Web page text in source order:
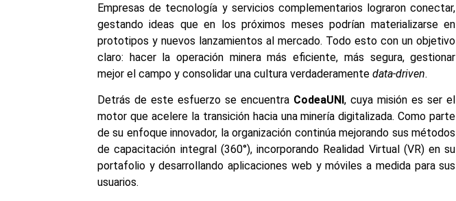
Empresas de tecnología y servicios complementarios lograron conectar,
gestando ideas que en los próximos meses podrían materializarse en
prototipos y nuevos lanzamientos al mercado. Todo esto con un objetivo
claro: hacer la operación minera más eficiente, más segura, gestionar
mejor el campo y consolidar una cultura verdaderamente data-driven.
Detrás de este esfuerzo se encuentra CodeaUNI, cuya misión es ser el
motor que acelere la transición hacia una minería digitalizada. Como parte
de su enfoque innovador, la organización continúa mejorando sus métodos
de capacitación integral (360°), incorporando Realidad Virtual (VR) en su
portafolio y desarrollando aplicaciones web y móviles a medida para sus
usuarios.